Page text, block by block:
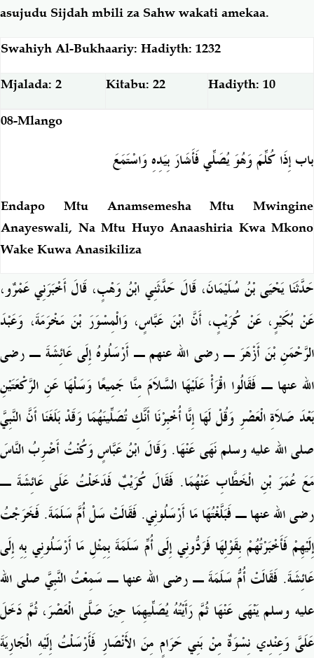
asujudu Sijdah mbili za Sahw wakati amekaa.
Swahiyh Al-Bukhaariy: Hadiyth: 1232
Mjalada: 2 Kitabu: 22 Hadiyth: 10
08-Mlango
باب إِذَا كُلِّمَ وَهُوَ يُصَلِّي فَأَشَارَ بِيَدِهِ وَاسْتَمَعَ
Endapo Mtu Anamsemesha Mtu Mwingine
Anayeswali, Na Mtu Huyo Anaashiria Kwa Mkono
Wake Kuwa Anasikiliza
حَدَّثَنَا يَحْيَى بْنُ سُلَيْمَانَ، قَالَ حَدَّثَنِي ابْنُ وَهْبٍ، قَالَ أَخْبَرَنِي عَمْرٌو،
عَنْ بُكَيْرٍ، عَنْ كُرَيْبٍ، أَنَّ ابْنَ عَبَّاسٍ، وَالْمِسْوَرَ بْنَ مَخْرَمَةَ، وَعَبْدَ
الرَّحْمَنِ بْنَ أَزْهَرَ ـ رضى الله عنهم ـ أَرْسَلُوهُ إِلَى عَائِشَةَ ـ رضى
الله عنها ـ فَقَالُوا اقْرَأْ عَلَيْهَا السَّلاَمَ مِنَّا جَمِيعًا وَسَلْهَا عَنِ الرَّكْعَتَيْنِ
بَعْدَ صَلاَةِ الْعَصْرِ وَقُلْ لَهَا إِنَّا أُخْبِرْنَا أَنَّكِ تُصَلِّينَهُمَا وَقَدْ بَلَغَنَا أَنَّ النَّبِيَّ
صلى الله عليه وسلم نَهَى عَنْهَا‏.‏ وَقَالَ ابْنُ عَبَّاسٍ وَكُنْتُ أَضْرِبُ النَّاسَ
مَعَ عُمَرَ بْنِ الْخَطَّابِ عَنْهُمَا‏.‏ فَقَالَ كُرَيْبٌ فَدَخَلْتُ عَلَى عَائِشَةَ ـ
رضى الله عنها ـ فَبَلَّغْتُهَا مَا أَرْسَلُونِي‏.‏ فَقَالَتْ سَلْ أُمَّ سَلَمَةَ‏.‏ فَخَرَجْتُ
إِلَيْهِمْ فَأَخْبَرْتُهُمْ بِقَوْلِهَا فَرَدُّونِي إِلَى أُمِّ سَلَمَةَ بِمِثْلِ مَا أَرْسَلُونِي بِهِ إِلَى
عَائِشَةَ‏.‏ فَقَالَتْ أُمُّ سَلَمَةَ ـ رضى الله عنها ـ سَمِعْتُ النَّبِيَّ صلى الله
عليه وسلم يَنْهَى عَنْهَا ثُمَّ رَأَيْتُهُ يُصَلِّيهِمَا حِينَ صَلَّى الْعَصْرَ، ثُمَّ دَخَلَ
عَلَىَّ وَعِنْدِي نِسْوَةٌ مِنْ بَنِي حَرَامٍ مِنَ الأَنْصَارِ فَأَرْسَلْتُ إِلَيْهِ الْجَارِيَةَ